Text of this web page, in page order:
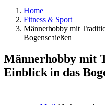
Home
Fitness & Sport
Männerhobby mit
Bogenschießen
Männerhobby mit
Einblick in das